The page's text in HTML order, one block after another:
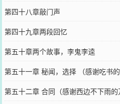
第四十八章敲门声
第四十九章两段回忆
第五十章两个故事，李鬼李逵
第五十一章 秘闻，选择 （感谢吃书的
第五十二章 合同（感谢西边不下雨的